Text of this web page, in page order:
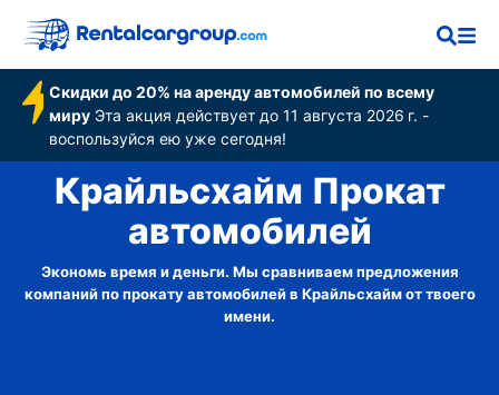
Скидки до 20% на аренду автомобилей по всему
мируЭта акция действует до 11 августа 2026 г. -
воспользуйся ею уже сегодня!
Крайльсхайм Прокат
автомобилей
Экономь время и деньги. Мы сравниваем предложения
компаний по прокату автомобилей в Крайльсхайм от твоего
имени.